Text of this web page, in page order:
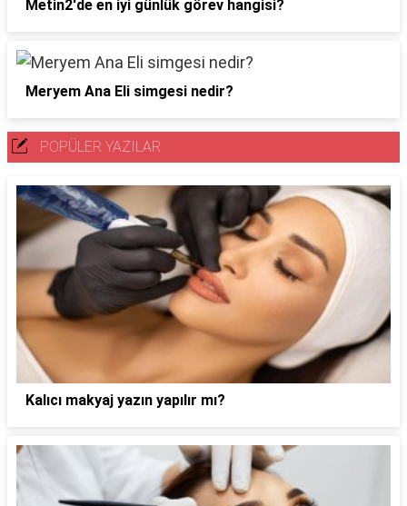
Metin2'de en iyi günlük görev hangisi?
Meryem Ana Eli simgesi nedir?
POPÜLER YAZILAR
Kalıcı makyaj yazın yapılır mı?